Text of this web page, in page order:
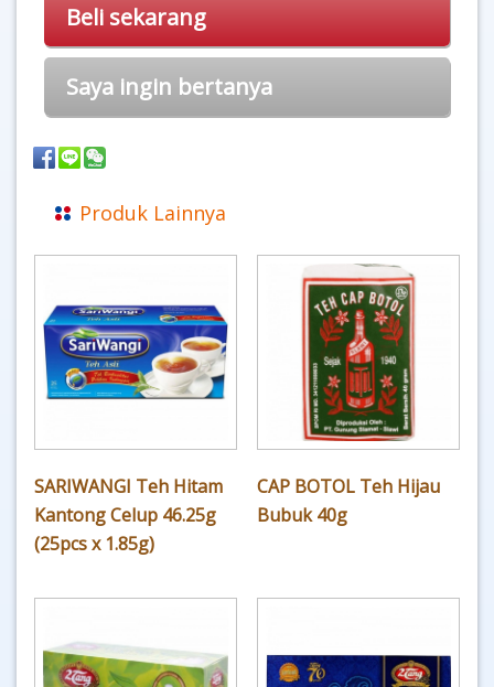
Beli sekarang
Saya ingin bertanya
Produk Lainnya
SARIWANGI Teh Hitam
Kantong Celup 46.25g
(25pcs x 1.85g)
CAP BOTOL Teh Hijau
Bubuk 40g